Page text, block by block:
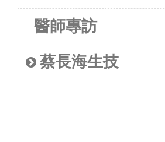
醫師專訪
蔡長海生技